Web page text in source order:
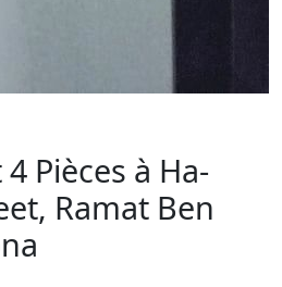
Pièces à Ha-
Ramat Ben